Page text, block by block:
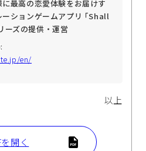
最高の恋愛体験をお届けす
ーションゲームアプリ ｢Shall
ズの提供・運営
en/
以上
開く